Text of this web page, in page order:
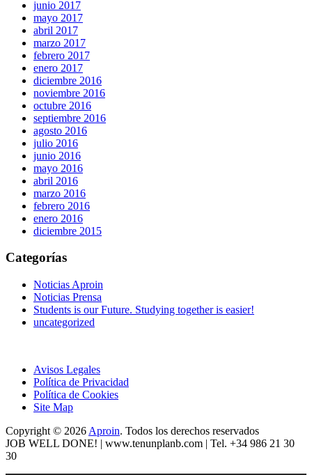
junio 2017
mayo 2017
abril 2017
marzo 2017
febrero 2017
enero 2017
diciembre 2016
noviembre 2016
octubre 2016
septiembre 2016
agosto 2016
julio 2016
junio 2016
mayo 2016
abril 2016
marzo 2016
febrero 2016
enero 2016
diciembre 2015
Categorías
Noticias Aproin
Noticias Prensa
Students is our Future. Studying together is easier!
uncategorized
Avisos Legales
Política de Privacidad
Política de Cookies
Site Map
Copyright © 2026 Aproin. Todos los derechos reservados
JOB WELL DONE! | www.tenunplanb.com | Tel. +34 986 21 30
30